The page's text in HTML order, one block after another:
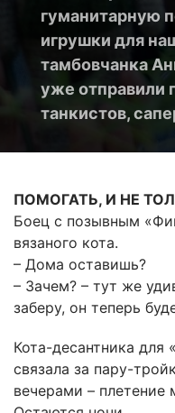
гуманитарную
игрушки для
тамбовчанка
уже отправили
танкистов,
ПОМОГАТЬ, И НЕ
Боец с позывным
вязаного кота.
– Дома оставишь?
– Зачем? – тут же
заберу, он теперь
Кота-десантника для
связала за пару-
вечерами – плетение